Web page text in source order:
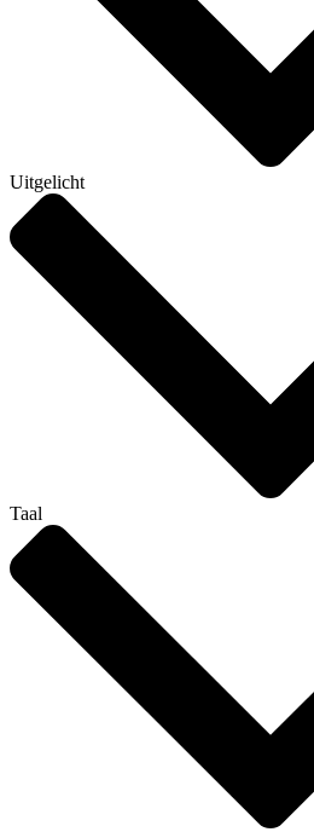
Uitgelicht
Taal